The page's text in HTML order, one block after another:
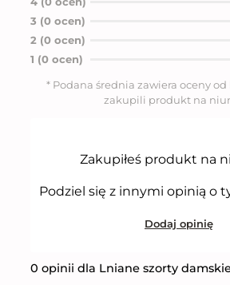
3 (0 ocen)
2 (0 ocen)
1 (0 ocen)
* Podana średnia zawiera oceny
zakupili produkt na
Zakupiłeś produkt na
Podziel się z innymi opinią o
Dodaj opinię
0 opinii dla Lniane szorty